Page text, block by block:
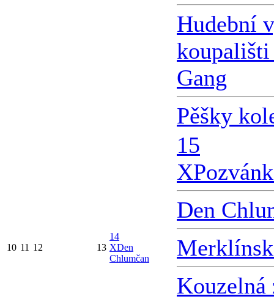
Hudební
Gang
Pěšky
10 11 12 13
14
XDen
Chlumčan
15
X
Den
Kouzelná